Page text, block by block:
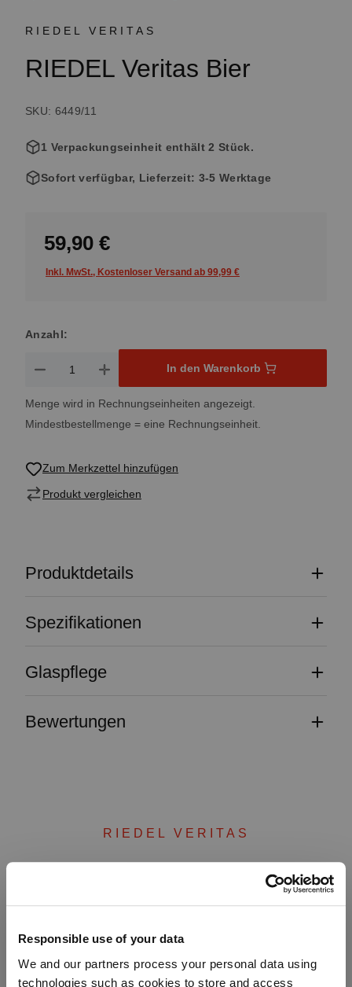
Responsible use of your data
We and our partners process your personal data using
technologies such as cookies to store and access
RIEDEL VERITAS
RIEDEL Veritas Bier
SKU: 6449/11
1 Verpackungseinheit enthält 2 Stück.
Sofort verfügbar, Lieferzeit: 3-5 Werktage
59,90 €
Inkl. MwSt., Kostenloser Versand ab 99,99 €
Anzahl:
Produkt Anzahl: Gib den gewünschten Wert ein oder
In den Warenkorb
Menge wird in Rechnungseinheiten angezeigt.
Mindestbestellmenge = eine Rechnungseinheit.
Zum Merkzettel hinzufügen
Produkt vergleichen
Produktdetails
Spezifikationen
Glaspflege
Bewertungen
RIEDEL VERITAS
Vervollständigen Sie Ihr
Set